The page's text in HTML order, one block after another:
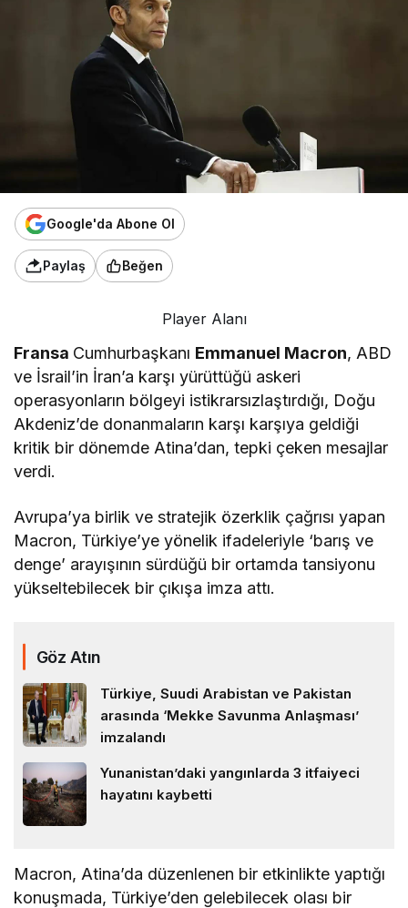
Google'da Abone Ol
Paylaş Beğen
Player Alanı
Fransa Cumhurbaşkanı Emmanuel Macron, ABD
ve İsrail’in İran’a karşı yürüttüğü askeri
operasyonların bölgeyi istikrarsızlaştırdığı, Doğu
Akdeniz’de donanmaların karşı karşıya geldiği
kritik bir dönemde Atina’dan, tepki çeken mesajlar
verdi.
Avrupa’ya birlik ve stratejik özerklik çağrısı yapan
Macron, Türkiye’ye yönelik ifadeleriyle ‘barış ve
denge’ arayışının sürdüğü bir ortamda tansiyonu
yükseltebilecek bir çıkışa imza attı.
Göz Atın
Türkiye, Suudi Arabistan ve Pakistan
arasında ‘Mekke Savunma Anlaşması’
imzalandı
Yunanistan’daki yangınlarda 3 itfaiyeci
hayatını kaybetti
Macron, Atina’da düzenlenen bir etkinlikte yaptığı
konuşmada, Türkiye’den gelebilecek olası bir